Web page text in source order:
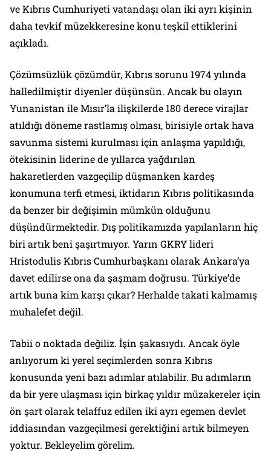
ve Kıbrıs Cumhuriyeti vatandaşı olan iki ayrı kişinin
daha tevkif müzekkeresine konu teşkil ettiklerini
açıkladı.
Çözümsüzlük çözümdür, Kıbrıs sorunu 1974 yılında
halledilmiştir diyenler düşünsün. Ancak bu olayın
Yunanistan ile Mısır’la ilişkilerde 180 derece virajlar
atıldığı döneme rastlamış olması, birisiyle ortak hava
savunma sistemi kurulması için anlaşma yapıldığı,
ötekisinin liderine de yıllarca yağdırılan
hakaretlerden vazgeçilip düşmanken kardeş
konumuna terfi etmesi, iktidarın Kıbrıs politikasında
da benzer bir değişimin mümkün olduğunu
düşündürmektedir. Dış politikamızda yapılanların hiç
biri artık beni şaşırtmıyor. Yarın GKRY lideri
Hristodulis Kıbrıs Cumhurbaşkanı olarak Ankara’ya
davet edilirse ona da şaşmam doğrusu. Türkiye’de
artık buna kim karşı çıkar? Herhalde takati kalmamış
muhalefet değil.
Tabii o noktada değiliz. İşin şakasıydı. Ancak öyle
anlıyorum ki yerel seçimlerden sonra Kıbrıs
konusunda yeni bazı adımlar atılabilir. Bu adımların
da bir yere ulaşması için birkaç yıldır müzakereler için
ön şart olarak telaffuz edilen iki ayrı egemen devlet
iddiasından vazgeçilmesi gerektiğini artık bilmeyen
yoktur. Bekleyelim görelim.